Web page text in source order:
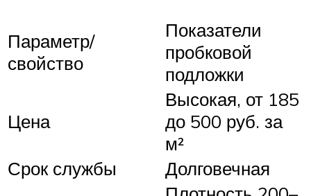
Параметр/
свойство
Показатели
пробковой
подложки
Цена
Высокая, от 185
до 500 руб. за
м²
Срок службы
Долговечная